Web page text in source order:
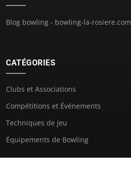
Blog bowling - bowling-la-rosiere.com
CATÉGORIES
Clubs et Associations
Compétitions et Événements
Techniques de Jeu
Équipements de Bowling